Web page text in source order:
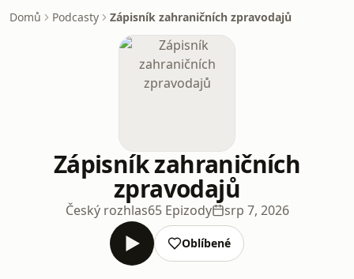
Domů Podcasty Zápisník zahraničních zpravodajů
Zápisník zahraničních
zpravodajů
Český rozhlas65 Epizody srp 7, 2026
Oblíbené